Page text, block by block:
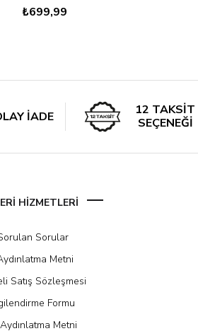
₺699,99
İADE
12 TAKSİT
SEÇENEĞİ
HİZMETLERİ
Sorular
Metni
Satış Sözleşmesi
Formu
Metni